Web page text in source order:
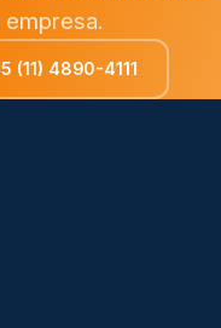
(11) 4890-4111